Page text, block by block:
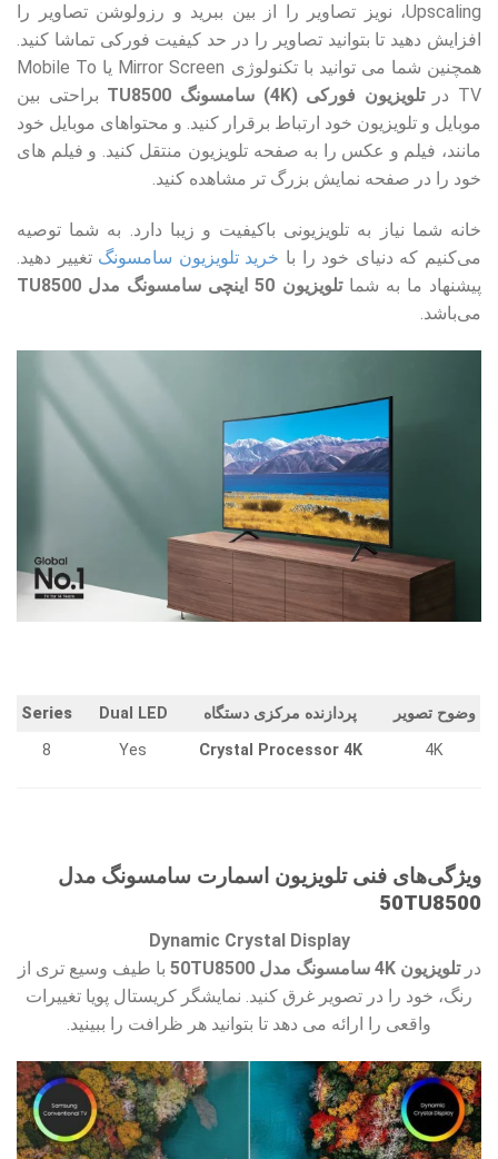
Upscaling، نویز تصاویر را از بین ببرید و رزولوشن تصاویر را
افزایش دهید تا بتوانید تصاویر را در حد کیفیت فورکی تماشا کنید.
همچنین شما می توانید با تکنولوژی Mirror Screen یا Mobile To
TV در
تلویزیون فورکی (4K) سامسونگ TU8500
براحتی بین
موبایل و تلویزیون خود ارتباط برقرار کنید. و محتواهای موبایل خود
مانند، فیلم و عکس را به صفحه تلویزیون منتقل کنید. و فیلم های
خود را در صفحه نمایش بزرگ تر مشاهده کنید.
خانه شما نیاز به تلویزیونی باکیفیت و زیبا دارد. به شما توصیه
می‌کنیم که دنیای خود را با خرید تلویزیون‌ سامسونگ تغییر دهید.
پیشنهاد ما به شما تلویزیون 50 اینچی سامسونگ مدل TU8500
می‌باشد.
وضوح تصویر پردازنده مرکزی دستگاه Dual LED
Series
4K
Crystal Processor 4K
Yes
8
ویژگی‌های فنیتلویزیون اسمارت سامسونگ مدل
50TU8500
Dynamic Crystal Display
درتلویزیون 4K سامسونگ مدل 50TU8500
با طیف وسیع تری از
رنگ، خود را در تصویر غرق کنید. نمایشگر کریستال پویا تغییرات
واقعی را ارائه می دهد تا بتوانید هر ظرافت را ببینید.